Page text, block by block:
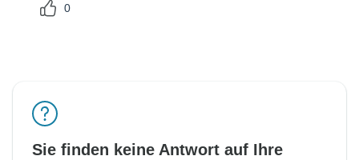
0
Sie finden keine Antwort auf Ihre